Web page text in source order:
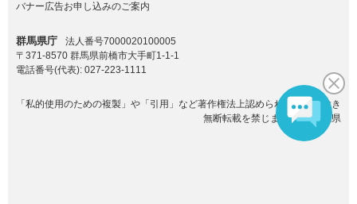
バナー広告お申し込みのご案内
群馬県庁
法人番号7000020100005
〒371-8570 群馬県前橋市大手町1-1-1
電話番号(代表): 027-223-1111
「私的使用のための複製」や「引用」など著作権法上認められた場合を除き
無断転載を禁じます。(C)群馬県